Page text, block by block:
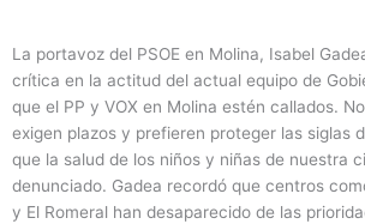
La portavoz del PSOE en Molina, Isabel
crítica en la actitud del actual equipo de
que el PP y VOX en Molina estén callados.
exigen plazos y prefieren proteger las siglas
que la salud de los niños y niñas de nuestra
denunciado. Gadea recordó que centros
y El Romeral han desaparecido de las